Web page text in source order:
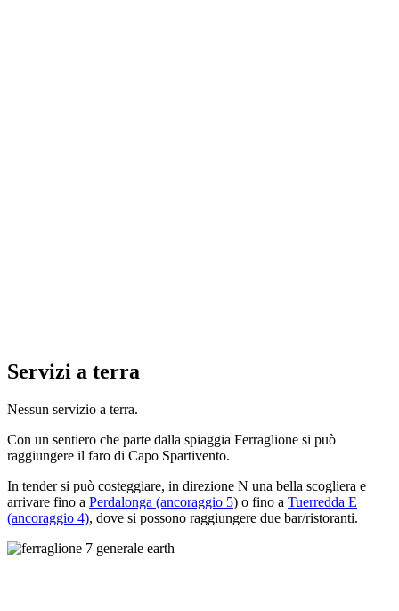
Servizi a terra
Nessun servizio a terra.
Con un sentiero che parte dalla spiaggia Ferraglione si può
raggiungere il faro di Capo Spartivento.
In tender si può costeggiare, in direzione N una bella scogliera e
arrivare fino a Perdalonga (ancoraggio 5) o fino a Tuerredda E
(ancoraggio 4), dove si possono raggiungere due bar/ristoranti.